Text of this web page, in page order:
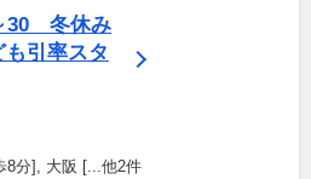
30　冬休み
引率スタ
8分], 大阪 [...他2件